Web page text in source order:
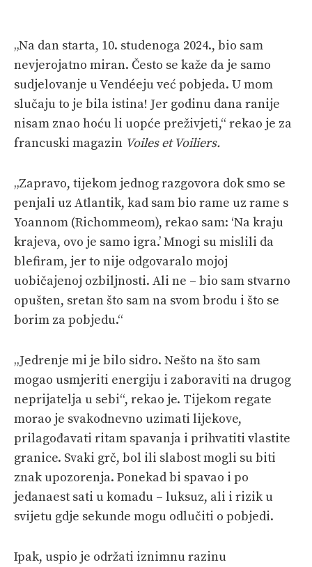
„Na dan starta, 10. studenoga 2024., bio sam
nevjerojatno miran. Često se kaže da je samo
sudjelovanje u Vendéeju već pobjeda. U mom
slučaju to je bila istina! Jer godinu dana ranije
nisam znao hoću li uopće preživjeti,“ rekao je za
francuski magazin Voiles et Voiliers.
„Zapravo, tijekom jednog razgovora dok smo se
penjali uz Atlantik, kad sam bio rame uz rame s
Yoannom (Richommeom), rekao sam: ‘Na kraju
krajeva, ovo je samo igra.’ Mnogi su mislili da
blefiram, jer to nije odgovaralo mojoj
uobičajenoj ozbiljnosti. Ali ne – bio sam stvarno
opušten, sretan što sam na svom brodu i što se
borim za pobjedu.“
„Jedrenje mi je bilo sidro. Nešto na što sam
mogao usmjeriti energiju i zaboraviti na drugog
neprijatelja u sebi“, rekao je. Tijekom regate
morao je svakodnevno uzimati lijekove,
prilagođavati ritam spavanja i prihvatiti vlastite
granice. Svaki grč, bol ili slabost mogli su biti
znak upozorenja. Ponekad bi spavao i po
jedanaest sati u komadu – luksuz, ali i rizik u
svijetu gdje sekunde mogu odlučiti o pobjedi.
Ipak, uspio je održati iznimnu razinu